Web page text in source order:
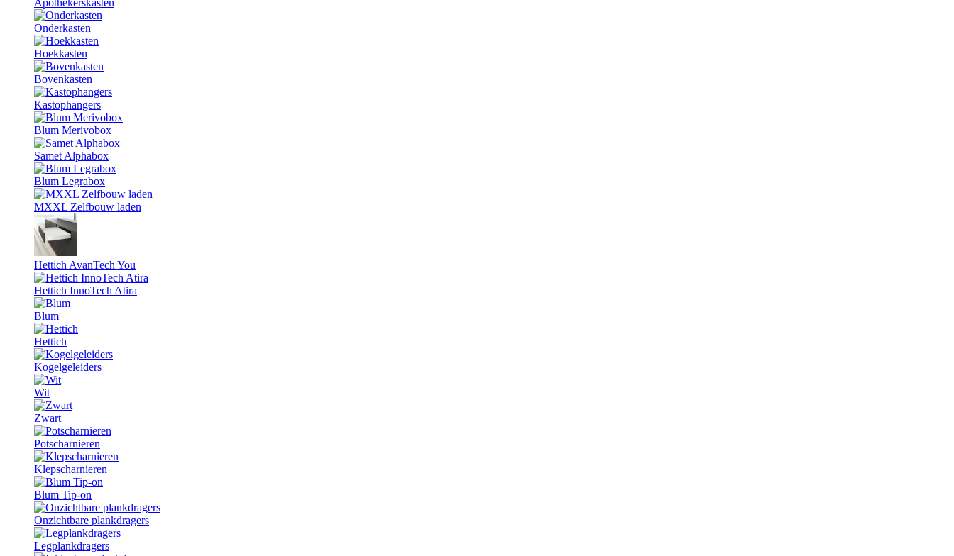
Apothekerskasten
Onderkasten
Hoekkasten
Bovenkasten
Kastophangers
Blum Merivobox
Samet Alphabox
Blum Legrabox
MXXL Zelfbouw laden
Hettich AvanTech You
Hettich InnoTech Atira
Blum
Hettich
Kogelgeleiders
Wit
Zwart
Potscharnieren
Klepscharnieren
Blum Tip-on
Onzichtbare plankdragers
Legplankdragers